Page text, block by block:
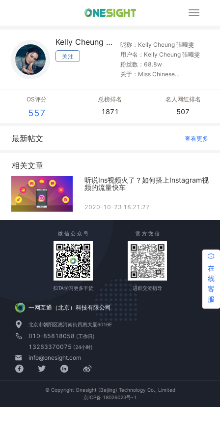
展
航
Kelly Cheung 張曦雯
关注
昵称：Kelly Cheung 張曦雯
用户名：Kelly Cheung 張曦雯
粉丝数：68.8w
关于：Miss Chinese
Caitlyn.yung@tvb.com.hk
OS评分
557
总榜排名
1871
名人网红排名
507
最新帖文 查看更多
相关文章
听说Ins视频火了？如何搭上Instagram视
频的流量快车
2020-10-23 18:21:27
在
线
客
服
一网互通（北京）科技有限公司
北京市朝阳区惠河南街四惠大厦6016E
010-85818058 (工作日)
13263370075 (24小时)
info@onesight.com
微 信 公 众 号
扫TA学习更多干货
官 方 微 信
进群交流指导
© Copyright Onesight (Beijing) Technology Co., Limited
京ICP备 18026023号-1